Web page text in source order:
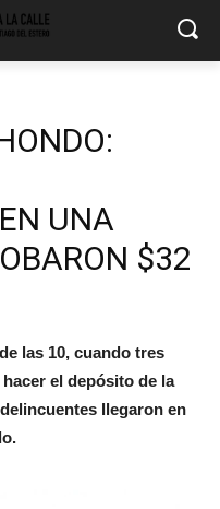
UNA
$32
las 10, cuando tres
el depósito de la
llegaron en